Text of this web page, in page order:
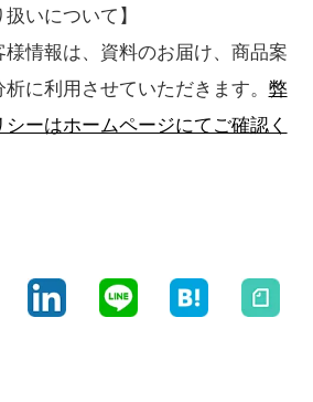
いについて】
情報は、資料のお届け、商品案
に利用させていただきます。 弊
ーはホームページにてご確認く